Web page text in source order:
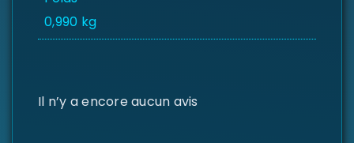
0,990 kg
Il n’y a encore aucun avis